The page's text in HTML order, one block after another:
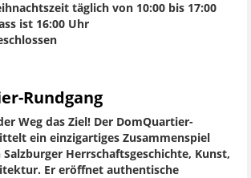
täglich von 10:00 bis 17:00
ist 16:00 Uhr
Rundgang
Weg das Ziel! Der DomQuartier-
ein einzigartiges Zusammenspiel
Salzburger Herrschaftsgeschichte, Kunst,
Er eröffnet authentische